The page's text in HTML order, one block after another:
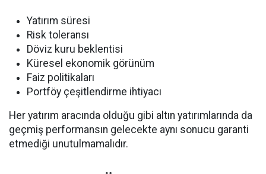
Yatırım süresi
Risk toleransı
Döviz kuru beklentisi
Küresel ekonomik görünüm
Faiz politikaları
Portföy çeşitlendirme ihtiyacı
Her yatırım aracında olduğu gibi altın yatırımlarında da
geçmiş performansın gelecekte aynı sonucu garanti
etmediği unutulmamalıdır.